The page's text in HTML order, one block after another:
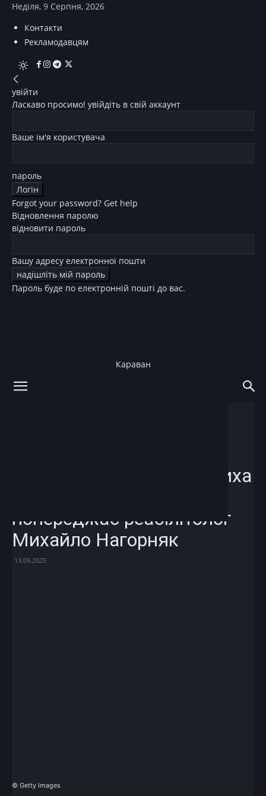
Неділя, 9 Серпня, 2026
Контакти
Рекламодавцям
увійти
Ласкаво просимо! увійдіть в свій аккаунт
Ваше ім'я користувача
пароль
Forgot your password? Get help
Відновлення паролю
відновити пароль
Вашу адресу електронної пошти
Пароль буде по електронній пошті до вас.
Караван
проблема постави. Це тиха
попереджає реабілітолог
Михайло Нагорняк
13.09.2025
© Getty Images